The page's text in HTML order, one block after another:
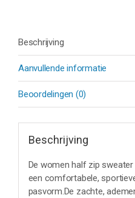
Beschrijving
Aanvullende informatie
Beoordelingen (0)
Beschrijving
De women half zip
een comfortabele,
pasvorm.De zachte,